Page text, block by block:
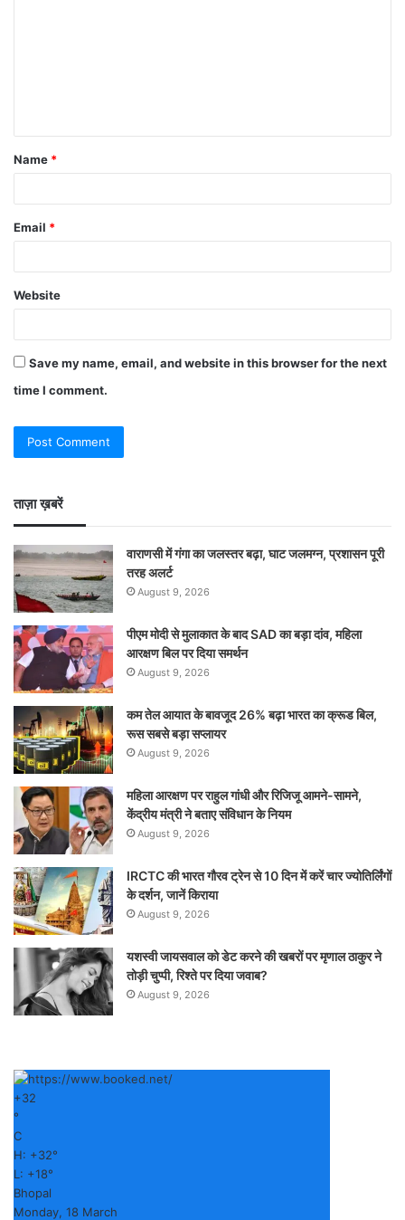
Name *
Email *
Website
Save my name, email, and website in this browser for the next
time I comment.
ताज़ा ख़बरें
वाराणसी में गंगा का जलस्तर बढ़ा, घाट जलमग्न, प्रशासन पूरी
तरह अलर्ट
August 9, 2026
पीएम मोदी से मुलाकात के बाद SAD का बड़ा दांव, महिला
आरक्षण बिल पर दिया समर्थन
August 9, 2026
कम तेल आयात के बावजूद 26% बढ़ा भारत का क्रूड बिल,
रूस सबसे बड़ा सप्लायर
August 9, 2026
महिला आरक्षण पर राहुल गांधी और रिजिजू आमने-सामने,
केंद्रीय मंत्री ने बताए संविधान के नियम
August 9, 2026
IRCTC की भारत गौरव ट्रेन से 10 दिन में करें चार ज्योतिर्लिंगों
के दर्शन, जानें किराया
August 9, 2026
यशस्वी जायसवाल को डेट करने की खबरों पर मृणाल ठाकुर ने
तोड़ी चुप्पी, रिश्ते पर दिया जवाब?
August 9, 2026
+32
°
C
H: +32°
L: +18°
Bhopal
Monday, 18 March